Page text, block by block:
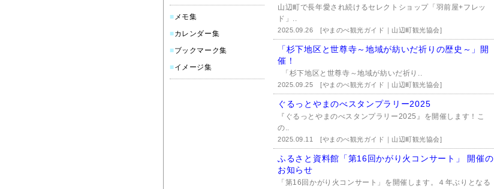
■ メモ集
■カレンダー集
■ブックマーク集
■イメージ集
山辺町で長年愛され続けるセレクトショップ「羽前屋+フレッ
ド」..
2025.09.26[やまのべ観光ガイド｜山辺町観光協会]
「杉下地区と世尊寺～地域が紡いだ祈りの歴史～」開
催！
「杉下地区と世尊寺～地域が紡いだ祈り..
2025.09.25[やまのべ観光ガイド｜山辺町観光協会]
ぐるっとやまのべスタンプラリー2025
『ぐるっとやまのべスタンプラリー2025』を開催します！こ
の..
2025.09.11[やまのべ観光ガイド｜山辺町観光協会]
ふるさと資料館「第16回かがり火コンサート」 開催の
お知らせ
「第16回かがり火コンサート」を開催します。４年ぶりとなる